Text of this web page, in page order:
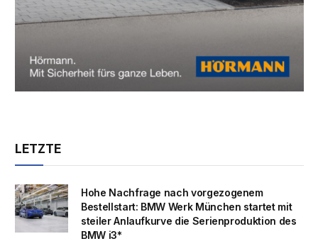
LETZTE
Hohe Nachfrage nach vorgezogenem
Bestellstart: BMW Werk München startet mit
steiler Anlaufkurve die Serienproduktion des
BMW i3*